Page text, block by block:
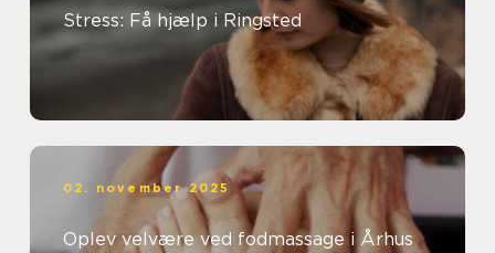
Stress: Få hjælp i Ringsted
02. november 2025
Oplev velvære ved fodmassage i Århus